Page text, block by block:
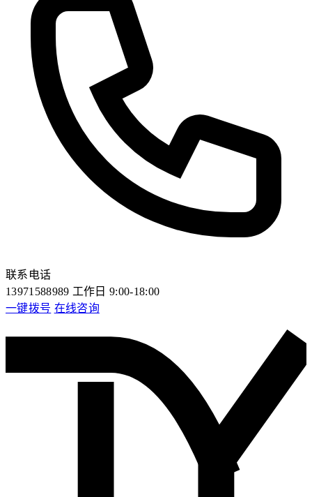
联系电话
13971588989 工作日 9:00-18:00
一键拨号 在线咨询